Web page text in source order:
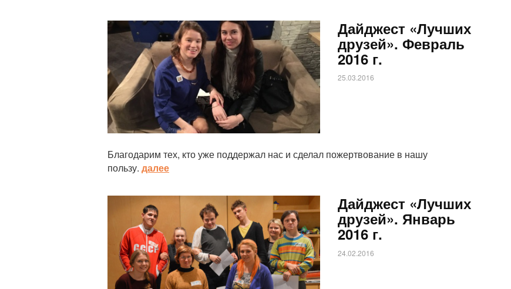
Статья Дайджест «Лучших
друзей». Февраль
2016 г.
25.03.2016
Благодарим тех, кто уже поддержал нас и сделал пожертвование в нашу
пользу. далее
Дайджест «Лучших
друзей». Январь
2016 г.
24.02.2016